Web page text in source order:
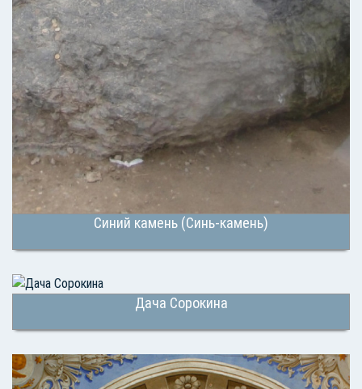
Синий камень (Синь-камень)
Дача Сорокина